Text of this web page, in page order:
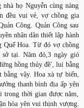
họ Nguyễn cùng nàng
đều vui vẻ, vợ chồng gia
Công. Quản Công sau
nhân dân thiết lập hành
Quế Hoa. Từ đó vợ chồng
sở tại. Năm đó,3 ngày gió
hồng thủy đề', lui bằng
bằng vậy. Hoa xà tự biến,
thanh bình địa ấp yên
trong thời gian được năm,
hòa yên vui thịnh vượng.